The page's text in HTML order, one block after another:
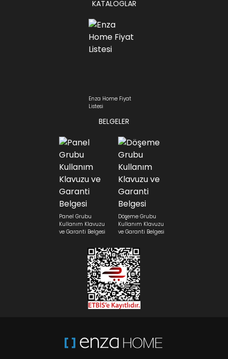
KATALOGLAR
Enza Home Fiyat
Listesi
BELGELER
Panel Grubu
Kullanım Klavuzu
ve Garanti Belgesi
Döşeme Grubu
Kullanım Klavuzu
ve Garanti Belgesi